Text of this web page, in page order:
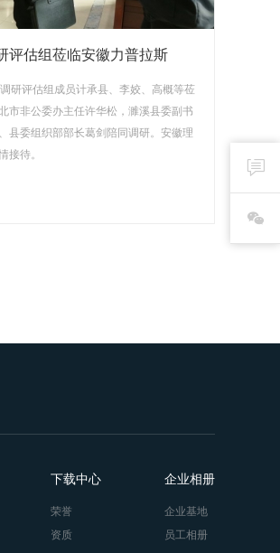
评估组莅临安徽力普拉斯
研评估组成员计承县、李姣、高概等莅
市非公委办主任许华松，濉溪县委副书
县委组织部部长葛剑陪同调研。安徽理
接待。
下载中心
荣誉
资质
企业相册
企业基地
员工相册